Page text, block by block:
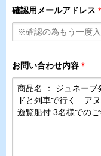
確認用メールアドレス ＊
お問い合わせ内容 ＊